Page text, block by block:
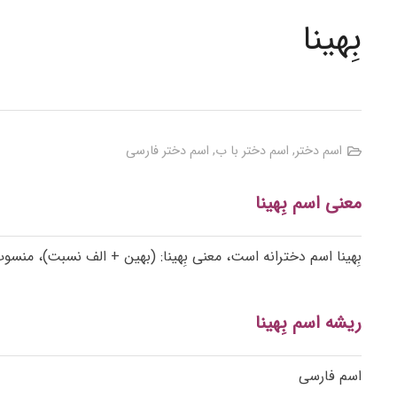
بِهینا
اسم دختر, اسم دختر با ب, اسم دختر فارسی
معنی اسم بِهینا
بِهینا اسم دخترانه است، معنی بِهینا: (بهین + الف نسبت)،
ریشه اسم بِهینا
اسم فارسی